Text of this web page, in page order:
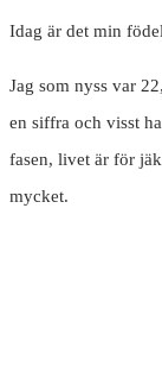
Idag är det min
Jag som nyss var
en siffra och visst
fasen, livet är för
mycket.